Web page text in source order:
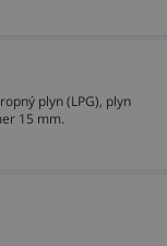
plyn (LPG), plyn
15 mm.